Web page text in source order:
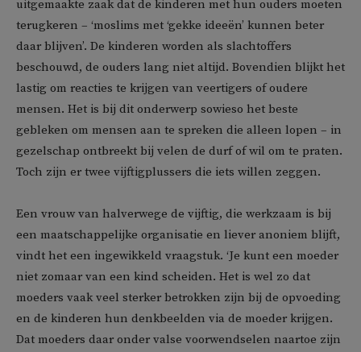
uitgemaakte zaak dat de kinderen met hun ouders moeten
terugkeren – ‘moslims met ‘gekke ideeën’ kunnen beter
daar blijven’. De kinderen worden als slachtoffers
beschouwd, de ouders lang niet altijd. Bovendien blijkt het
lastig om reacties te krijgen van veertigers of oudere
mensen. Het is bij dit onderwerp sowieso het beste
gebleken om mensen aan te spreken die alleen lopen – in
gezelschap ontbreekt bij velen de durf of wil om te praten.
Toch zijn er twee vijftigplussers die iets willen zeggen.
Een vrouw van halverwege de vijftig, die werkzaam is bij
een maatschappelijke organisatie en liever anoniem blijft,
vindt het een ingewikkeld vraagstuk. ‘Je kunt een moeder
niet zomaar van een kind scheiden. Het is wel zo dat
moeders vaak veel sterker betrokken zijn bij de opvoeding
en de kinderen hun denkbeelden via de moeder krijgen.
Dat moeders daar onder valse voorwendselen naartoe zijn